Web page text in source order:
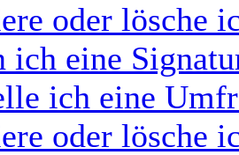
oder lösche
ich eine
ich eine
oder lösche